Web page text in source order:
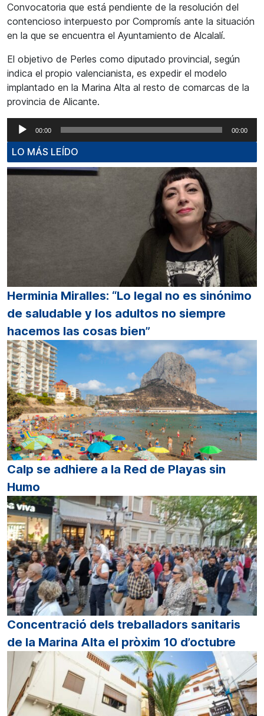
Convocatoria que está pendiente de la resolución del
contencioso interpuesto por Compromís ante la situación
en la que se encuentra el Ayuntamiento de Alcalalí.
El objetivo de Perles como diputado provincial, según
indica el propio valencianista, es expedir el modelo
implantado en la Marina Alta al resto de comarcas de la
provincia de Alicante.
Reproductor
audio
00:00 00:00
LO MÁS LEÍDO
Herminia Miralles: “Lo legal no es sinónimo
de saludable y los adultos no siempre
hacemos las cosas bien”
Calp se adhiere a la Red de Playas sin
Humo
Concentració dels treballadors sanitaris
de la Marina Alta el pròxim 10 d’octubre